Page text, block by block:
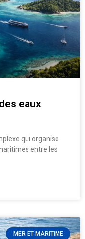
eaux
qui organise
entre les
MER ET MARITIME